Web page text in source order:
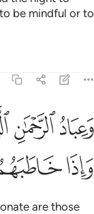
be mindful or to
وعباد الرحمان الذين
وَعِبَادُ ٱلرَّحْمَـٰنِ
ﲢﲣ
ﲩ
are those